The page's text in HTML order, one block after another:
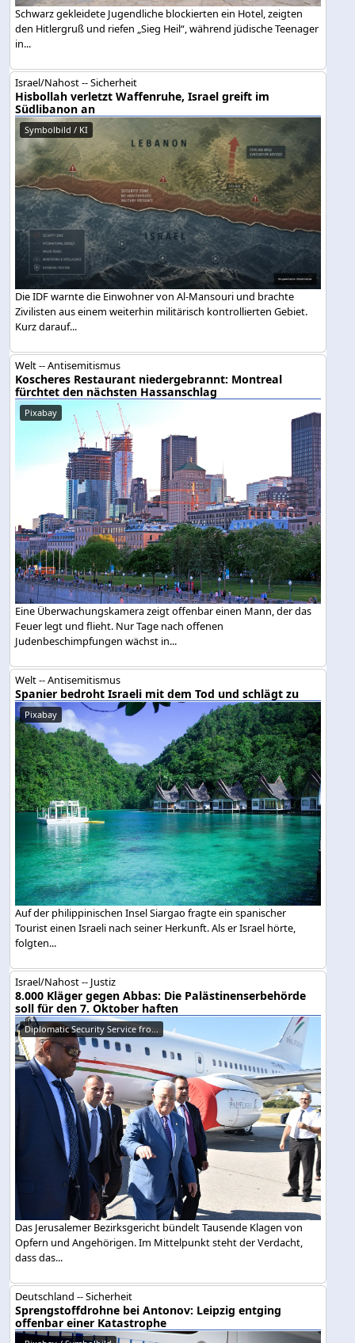
Schwarz gekleidete Jugendliche blockierten ein Hotel, zeigten
den Hitlergruß und riefen „Sieg Heil“, während jüdische Teenager
in...
Israel/Nahost -- Sicherheit
Hisbollah verletzt Waffenruhe, Israel greift im
Südlibanon an
Symbolbild / KI
Die IDF warnte die Einwohner von Al-Mansouri und brachte
Zivilisten aus einem weiterhin militärisch kontrollierten Gebiet.
Kurz darauf...
Welt -- Antisemitismus
Koscheres Restaurant niedergebrannt: Montreal
fürchtet den nächsten Hassanschlag
Pixabay
Eine Überwachungskamera zeigt offenbar einen Mann, der das
Feuer legt und flieht. Nur Tage nach offenen
Judenbeschimpfungen wächst in...
Welt -- Antisemitismus
Spanier bedroht Israeli mit dem Tod und schlägt zu
Pixabay
Auf der philippinischen Insel Siargao fragte ein spanischer
Tourist einen Israeli nach seiner Herkunft. Als er Israel hörte,
folgten...
Israel/Nahost -- Justiz
8.000 Kläger gegen Abbas: Die Palästinenserbehörde
soll für den 7. Oktober haften
Diplomatic Security Service fro...
Das Jerusalemer Bezirksgericht bündelt Tausende Klagen von
Opfern und Angehörigen. Im Mittelpunkt steht der Verdacht,
dass das...
Deutschland -- Sicherheit
Sprengstoffdrohne bei Antonov: Leipzig entging
offenbar einer Katastrophe